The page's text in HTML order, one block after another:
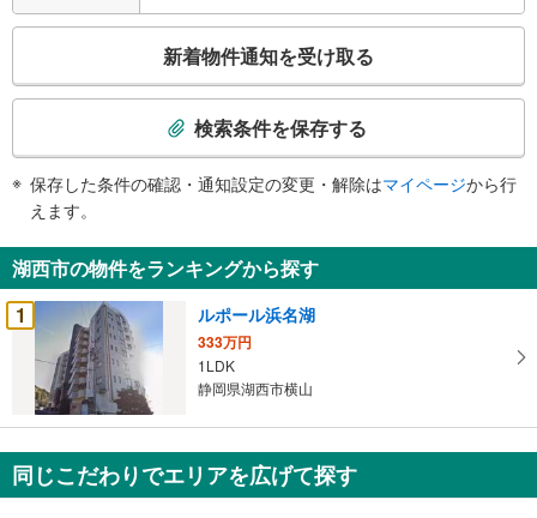
検
知
を
受
け
条
件
を
新着物件通知を受け取る
検索条件を保存する
保存した条件の確認・通知設定の変更・解除はマイページから行
えます。
湖西市の物件をランキングから探す
1
ルポール浜名湖
333万円
1LDK
静岡県湖西市横山
同じこだわりでエリアを広げて探す